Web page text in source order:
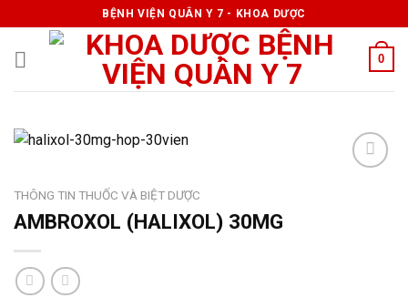
to
content
BỆNH VIỆN QUÂN Y 7 - KHOA DƯỢC
0
THÔNG TIN THUỐC VÀ BIỆT DƯỢC
AMBROXOL (HALIXOL) 30MG